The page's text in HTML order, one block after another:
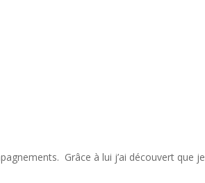
Grâce à lui j’ai découvert que je